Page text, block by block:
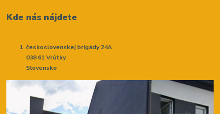
Kde nás nájdete
československej brigády 24A
038 61 Vrútky
Slovensko